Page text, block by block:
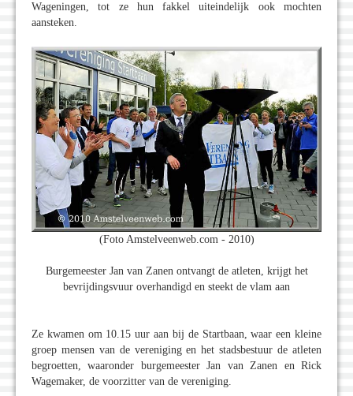
Wageningen, tot ze hun fakkel uiteindelijk ook mochten
aansteken.
(Foto Amstelveenweb.com - 2010)
Burgemeester Jan van Zanen ontvangt de atleten, krijgt het
bevrijdingsvuur overhandigd en steekt de vlam aan
Ze kwamen om 10.15 uur aan bij de Startbaan, waar een kleine
groep mensen van de vereniging en het stadsbestuur de atleten
begroetten, waaronder burgemeester Jan van Zanen en Rick
Wagemaker, de voorzitter van de vereniging.